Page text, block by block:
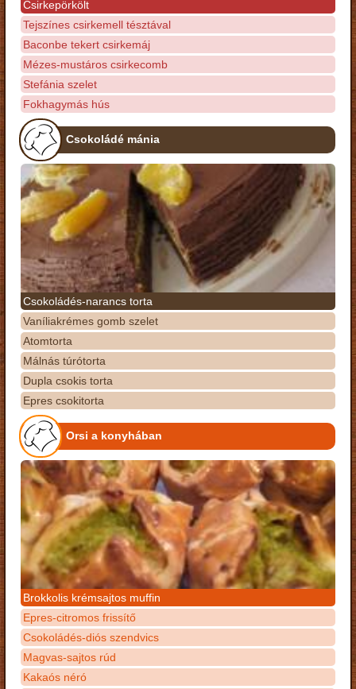
Csirkepörkölt
Tejszínes csirkemell tésztával
Baconbe tekert csirkemáj
Mézes-mustáros csirkecomb
Stefánia szelet
Fokhagymás hús
Csokoládé mánia
Csokoládés-narancs torta
Vaníliakrémes gomb szelet
Atomtorta
Málnás túrótorta
Dupla csokis torta
Epres csokitorta
Orsi a konyhában
Brokkolis krémsajtos muffin
Epres-citromos frissítő
Csokoládés-diós szendvics
Magvas-sajtos rúd
Kakaós néró